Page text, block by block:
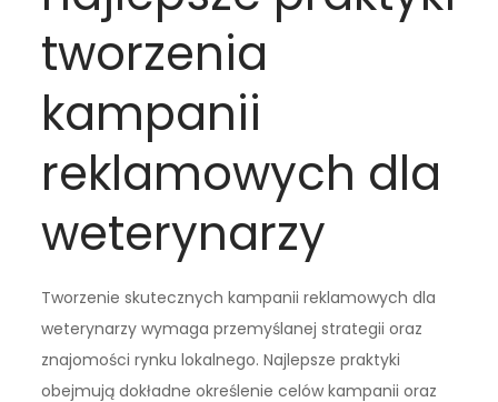
tworzenia
kampanii
reklamowych dla
weterynarzy
Tworzenie skutecznych kampanii reklamowych dla
weterynarzy wymaga przemyślanej strategii oraz
znajomości rynku lokalnego. Najlepsze praktyki
obejmują dokładne określenie celów kampanii oraz